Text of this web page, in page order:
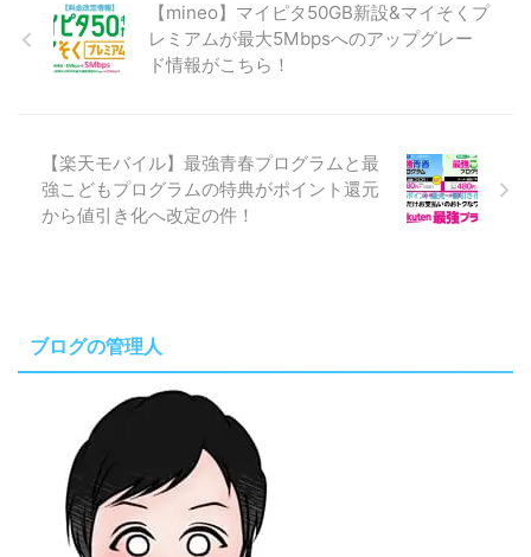
【mineo】マイピタ50GB新設&マイそくプ
レミアムが最大5Mbpsへのアップグレー
ド情報がこちら！
【楽天モバイル】最強青春プログラムと最
強こどもプログラムの特典がポイント還元
から値引き化へ改定の件！
ブログの管理人